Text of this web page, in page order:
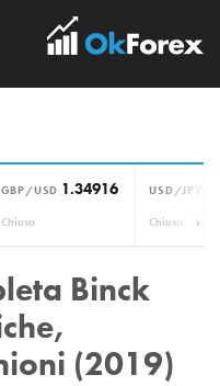
GBP/USD 1.34916
Chiuso
USD/JPY
Chiuso ›
Binck
(2019)